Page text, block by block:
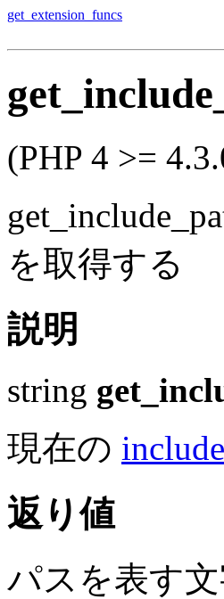
get_extension_funcs
(PHP 4 >=
を取得する
説明
string
現在の
返り値
パスを表す